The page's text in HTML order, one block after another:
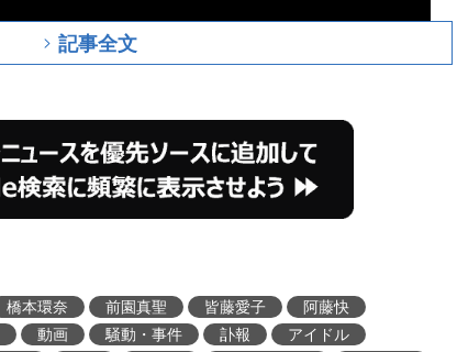
記事全文
橋本環奈 前園真聖 皆藤愛子
阿藤快
動画 騒動・事件 訃報
アイドル